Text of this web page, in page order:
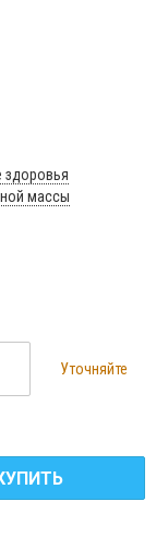
здоровья
массы
Уточняйте